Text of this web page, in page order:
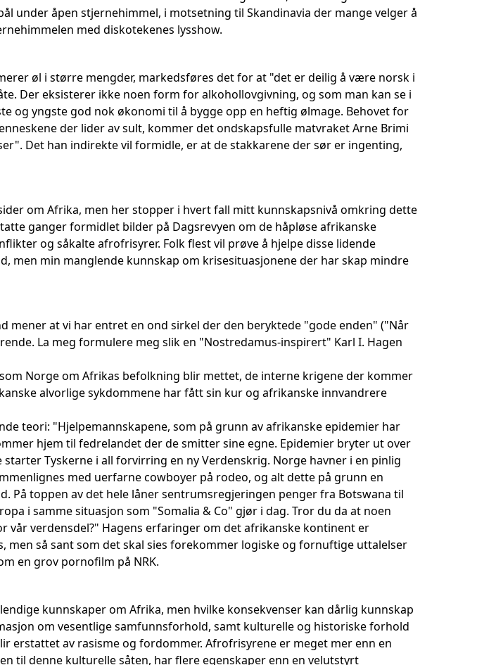
under åpen stjernehimmel, i motsetning til Skandinavia der mange velger å
med diskotekenes lysshow.
øl i større mengder, markedsføres det for at "det er deilig å være norsk i
Der eksisterer ikke noen form for alkohollovgivning, og som man kan se i
og yngste god nok økonomi til å bygge opp en heftig ølmage. Behovet for
der lider av sult, kommer det ondskapsfulle matvraket Arne Brimi
Det han indirekte vil formidle, er at de stakkarene der sør er ingenting,
om Afrika, men her stopper i hvert fall mitt kunnskapsnivå omkring dette
ganger formidlet bilder på Dagsrevyen om de håpløse afrikanske
og såkalte afrofrisyrer. Folk flest vil prøve å hjelpe disse lidende
men min manglende kunnskap om krisesituasjonene der har skap mindre
mener at vi har entret en ond sirkel der den beryktede "gode enden" ("Når
La meg formulere meg slik en "Nostredamus-inspirert" Karl I. Hagen
Norge om Afrikas befolkning blir mettet, de interne krigene der kommer
alvorlige sykdommene har fått sin kur og afrikanske innvandrere
teori: "Hjelpemannskapene, som på grunn av afrikanske epidemier har
hjem til fedrelandet der de smitter sine egne. Epidemier bryter ut over
starter Tyskerne i all forvirring en ny Verdenskrig. Norge havner i en pinlig
med uerfarne cowboyer på rodeo, og alt dette på grunn en
På toppen av det hele låner sentrumsregjeringen penger fra Botswana til
i samme situasjon som "Somalia & Co" gjør i dag. Tror du da at noen
vår verdensdel?" Hagens erfaringer om det afrikanske kontinent er
men så sant som det skal sies forekommer logiske og fornuftige uttalelser
en grov pornofilm på NRK.
kunnskaper om Afrika, men hvilke konsekvenser kan dårlig kunnskap
om vesentlige samfunnsforhold, samt kulturelle og historiske forhold
erstattet av rasisme og fordommer. Afrofrisyrene er meget mer enn en
til denne kulturelle såten, har flere egenskaper enn en velutstyrt